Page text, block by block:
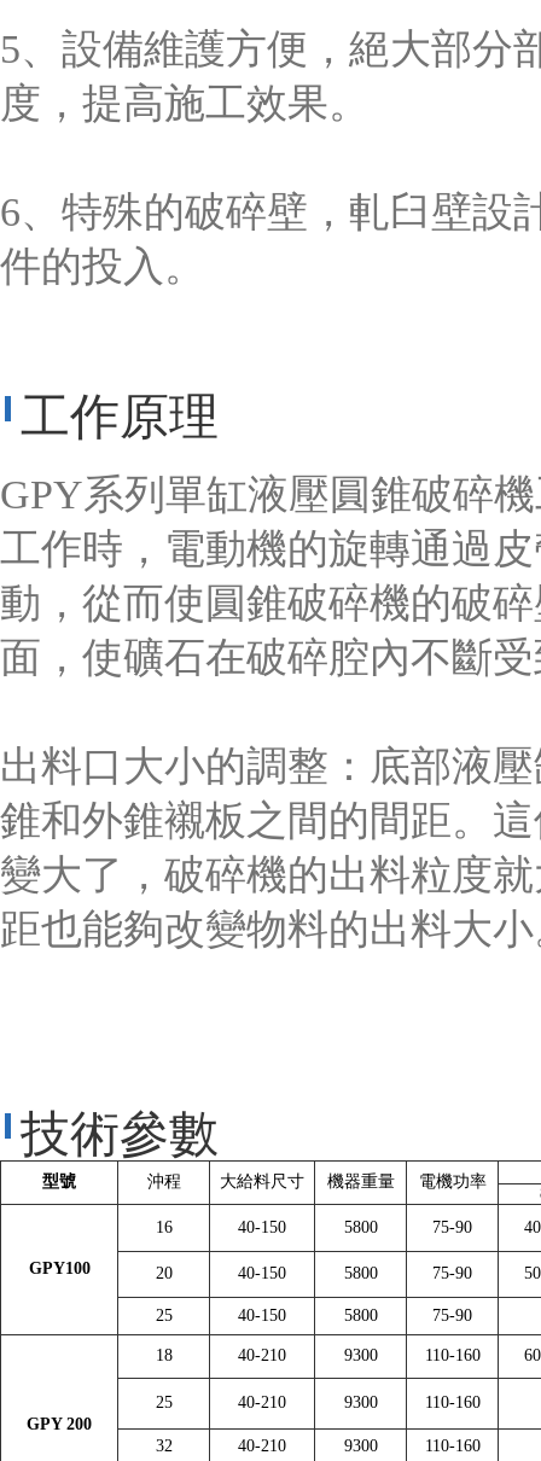
5、設備維護方便，絕大部分
度，提高施工效果。
6、特殊的破碎壁，軋臼壁設
件的投入。
工作原理
GPY系列單缸液壓圓錐破碎
工作時，電動機的旋轉通過
動，從而使圓錐破碎機的破
面，使礦石在破碎腔內不斷
出料口大小的調整：底部液
錐和外錐襯板之間的間距。
變大了，破碎機的出料粒度
距也能夠改變物料的出料大
技術參數
型號 沖程 大給料尺寸 機器重量 電機功率
GPY100
16 40-150 5800 75-90
20 40-150 5800 75-90
25 40-150 5800 75-90
GPY 200
18 40-210 9300 110-160
25 40-210 9300 110-160
32 40-210 9300 110-160